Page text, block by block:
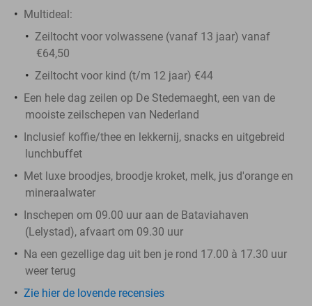
Multideal:
Zeiltocht voor volwassene (vanaf 13 jaar) vanaf
€64,50
Zeiltocht voor kind (t/m 12 jaar) €44
Een hele dag zeilen op De Stedemaeght, een van de
mooiste zeilschepen van Nederland
Inclusief koffie/thee en lekkernij, snacks en uitgebreid
lunchbuffet
Met luxe broodjes, broodje kroket, melk, jus d'orange en
mineraalwater
Inschepen om 09.00 uur aan de Bataviahaven
(Lelystad), afvaart om 09.30 uur
Na een gezellige dag uit ben je rond 17.00 à 17.30 uur
weer terug
Zie hier de lovende recensies